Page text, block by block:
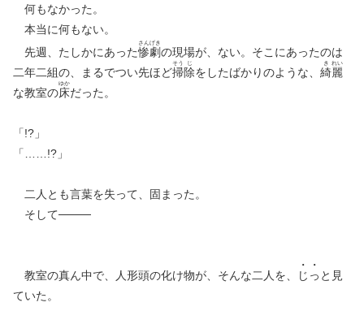
何もなかった。
本当に何もない。
先週、たしかにあった惨
さん
劇
げき
の現場が、ない。そこにあったのは
二年二組の、まるでつい先ほど掃
そう
除
じ
をしたばかりのような、 綺
き
麗
れい
な教室の床
ゆか
だった。
「!?」
「……!?」
二人とも言葉を失って、固まった。
そして────
教室の真ん中で、人形頭の化け物が、そんな二人を、 じ っ と見
ていた。